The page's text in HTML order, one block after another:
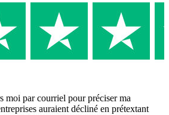
moi par courriel pour préciser ma
auraient décliné en prétextant